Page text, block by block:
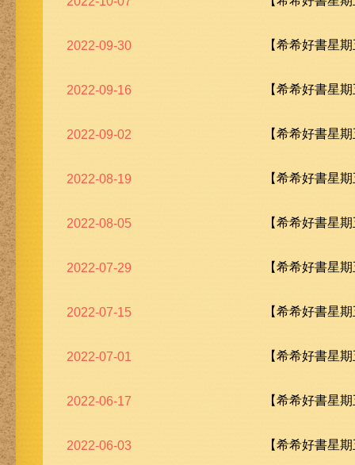
2022-09-30 【希希好書星
2022-09-16 【希希好書星
2022-09-02 【希希好書星
2022-08-19 【希希好書星
2022-08-05 【希希好書星
2022-07-29 【希希好書星
2022-07-15 【希希好書星
2022-07-01 【希希好書星
2022-06-17 【希希好書星
2022-06-03 【希希好書星